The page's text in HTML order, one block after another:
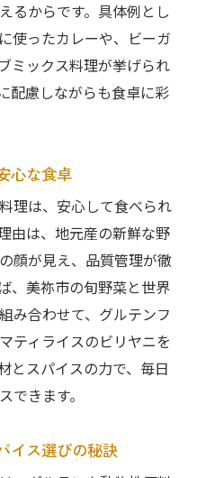
るからです。具体例とし
使ったカレーや、ビーガ
ミックス料理が挙げられ
配慮しながらも食卓に彩
心な食卓
理は、安心して食べられ
由は、地元産の新鮮な野
顔が見え、品質管理が徹
、美祢市の旬野菜と世界
み合わせて、グルテンフ
ティライスのビリヤニを
とスパイスの力で、毎日
できます。
イス選びの秘訣